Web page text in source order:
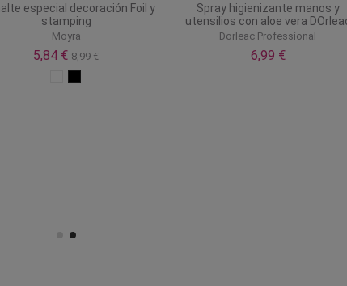
especial decoración Foil y
stamping
Moyra
5,84 €8,99 €
Spray higienizante manos y
utensilios con aloe vera
Dorleac Professional
6,99 €